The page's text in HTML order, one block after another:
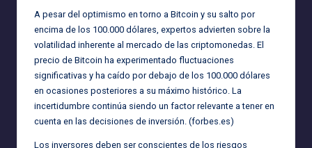
A pesar del optimismo en torno a Bitcoin y su salto por
encima de los 100.000 dólares, expertos advierten sobre la
volatilidad inherente al mercado de las criptomonedas. El
precio de Bitcoin ha experimentado fluctuaciones
significativas y ha caído por debajo de los 100.000 dólares
en ocasiones posteriores a su máximo histórico. La
incertidumbre continúa siendo un factor relevante a tener en
cuenta en las decisiones de inversión. (forbes.es)
Los inversores deben ser conscientes de los riesgos